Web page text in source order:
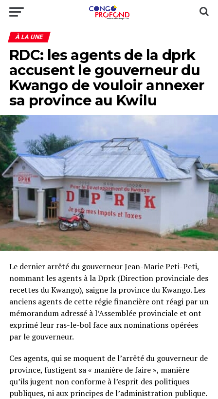
À LA UNE
RDC: les agents de la dprk
accusent le gouverneur du
Kwango de vouloir annexer
sa province au Kwilu
Le dernier arrêté du gouverneur Jean-Marie Peti-Peti,
nommant les agents à la Dprk (Direction provinciale des
recettes du Kwango), saigne la province du Kwango. Les
anciens agents de cette régie financière ont réagi par un
mémorandum adressé à l’Assemblée provinciale et ont
exprimé leur ras-le-bol face aux nominations opérées
par le gouverneur.
Ces agents, qui se moquent de l’arrêté du gouverneur de
province, fustigent sa « manière de faire », manière
qu’ils jugent non conforme à l’esprit des politiques
publiques, ni aux principes de l’administration publique.